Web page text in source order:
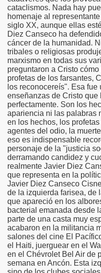
cataclismos. Nada hay
homenaje al
siglo XX, aunque ellas
Diez Canseco ha
cáncer de la humanidad.
tribales o religiosas
marxismo en todas sus
preguntaron a Cristo
profetas de los farsantes,
los reconocereís". Esa
enseñanzas de Cristo
perfectamente. Son los
apariencia ni las palabras
en los hechos, los
agentes del odio, la
eso es indispensable
personaje de la "justicia
derramando candidez y
realmente Javier Diez
que representa en la
Javier Diez Canseco
de la izquierda farisea, de
que apareció en los
bacterial emanada desde
parte de una casta muy
acabaron en la militancia
salones del cine El
el Haiti, juerguear en el
en el Chévrolet Bel Air de
semana en Ancón. Esta